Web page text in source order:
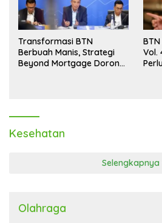
Transformasi BTN
Berbuah Manis, Strategi
Beyond Mortgage Dorong
Vol.
Kesehatan
Selengkapnya
Olahraga